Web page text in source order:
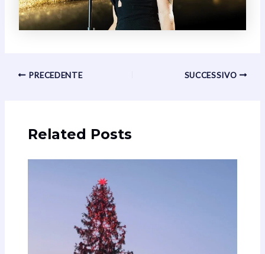
Navigazione
PRECEDENTE SUCCESSIVO
Related Posts